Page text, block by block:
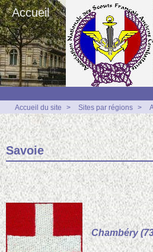
Accueil
Accueil du site > Sites par régions >
Savoie
Chambéry